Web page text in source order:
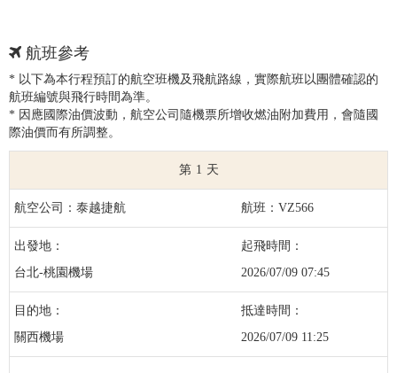
航班參考
* 以下為本行程預訂的航空班機及飛航路線，實際航班以團體確認的
航班編號與飛行時間為準。
* 因應國際油價波動，航空公司隨機票所增收燃油附加費用，會隨國
際油價而有所調整。
1
泰越捷航 VZ566
台北-桃園機場 2026/07/09 07:45
關西機場 2026/07/09 11:25